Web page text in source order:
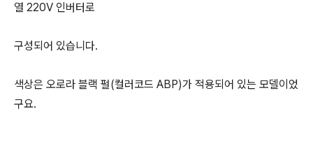
열 220V 인버터로
구성되어 있습니다.
색상은 오로라 블랙 펄(컬러코드 ABP)가 적용되어 있는 모델이었
구요.